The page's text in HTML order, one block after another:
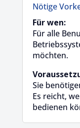
Nötige
Für wen:
Für alle
möchten.
Sie
Es reicht,
bedienen